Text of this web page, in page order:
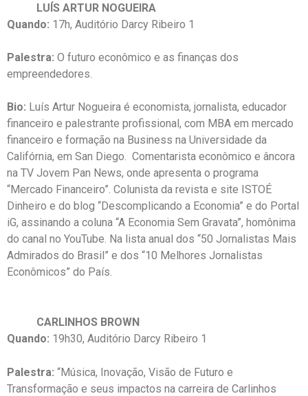
LUÍS ARTUR NOGUEIRA
Quando: 17h, Auditório Darcy Ribeiro 1
Palestra: O futuro econômico e as finanças dos
empreendedores.
Bio: Luís Artur Nogueira é economista, jornalista, educador
financeiro e palestrante profissional, com MBA em mercado
financeiro e formação na Business na Universidade da
Califórnia, em San Diego. Comentarista econômico e âncora
na TV Jovem Pan News, onde apresenta o programa
“Mercado Financeiro”. Colunista da revista e site ISTOÉ
Dinheiro e do blog “Descomplicando a Economia” e do Portal
iG, assinando a coluna “A Economia Sem Gravata”, homônima
do canal no YouTube. Na lista anual dos “50 Jornalistas Mais
Admirados do Brasil” e dos “10 Melhores Jornalistas
Econômicos” do País.
CARLINHOS BROWN
Quando: 19h30, Auditório Darcy Ribeiro 1
Palestra: “Música, Inovação, Visão de Futuro e
Transformação e seus impactos na carreira de Carlinhos